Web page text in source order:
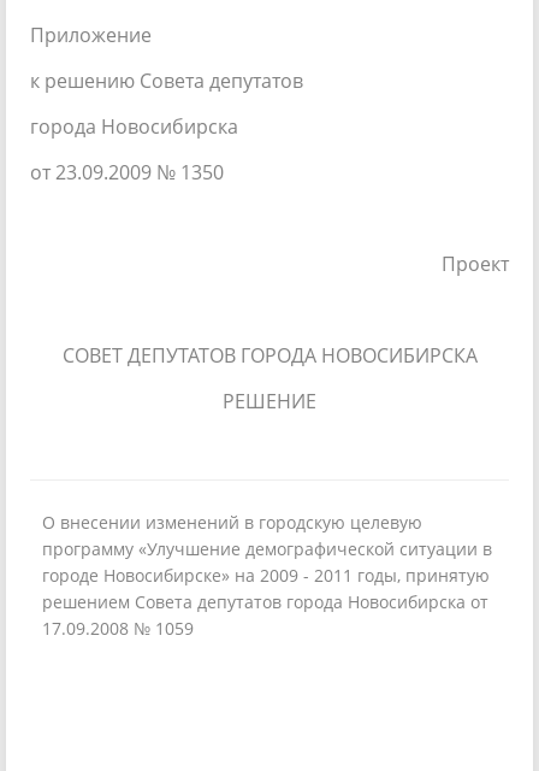
Приложение
к решению Совета депутатов
города Новосибирска
от 23.09.2009 № 1350
Проект
СОВЕТ ДЕПУТАТОВ ГОРОДА НОВОСИБИРСКА
РЕШЕНИЕ
О внесении изменений в городскую целевую
программу «Улучшение демографической ситуации в
городе Новосибирске» на 2009 - 2011 годы, принятую
решением Совета депутатов города Новосибирска от
17.09.2008 № 1059